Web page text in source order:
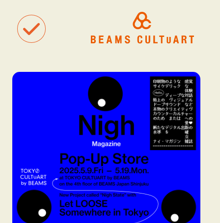
聴
#BEAMS CULTUART #BEAMS MANGART
#BEAMS T
#bPrビームス
#Bギャラリー
#TOKYO CULTUART by BEAMS
#Tシャツ
#アート
#アートが生まれるところ
#アートフェア #アイドル